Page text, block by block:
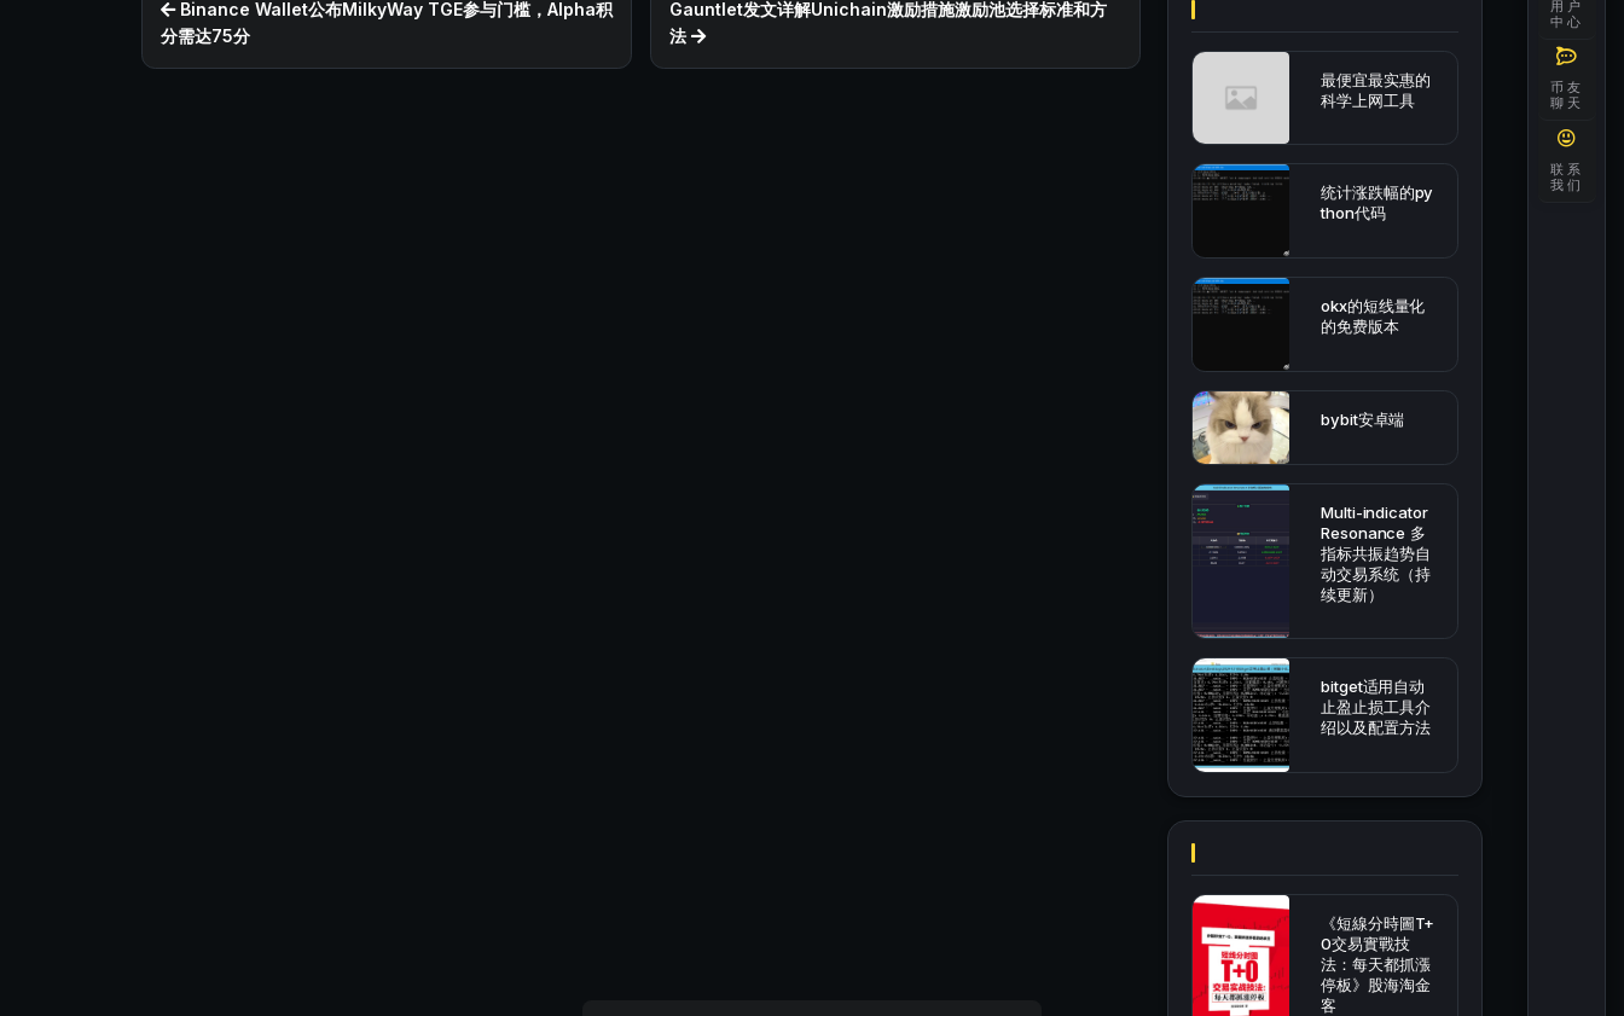
Binance Wallet公布MilkyWay TGE参与门槛，Alpha积
分需达75分
Gauntlet发文详解Unichain激励措施激励池选择标准和方
法
最便宜最实惠的
科学上网工具
统计涨跌幅的py
thon代码
okx的短线量化
的免费版本
bybit安卓端
Multi-indicator
Resonance 多
指标共振趋势自
动交易系统（持
续更新）
bitget适用自动
止盈止损工具介
绍以及配置方法
《短線分時圖T+
0交易實戰技
法：每天都抓漲
停板》股海淘金
客
用户
中心
币友
聊天
联系
我们